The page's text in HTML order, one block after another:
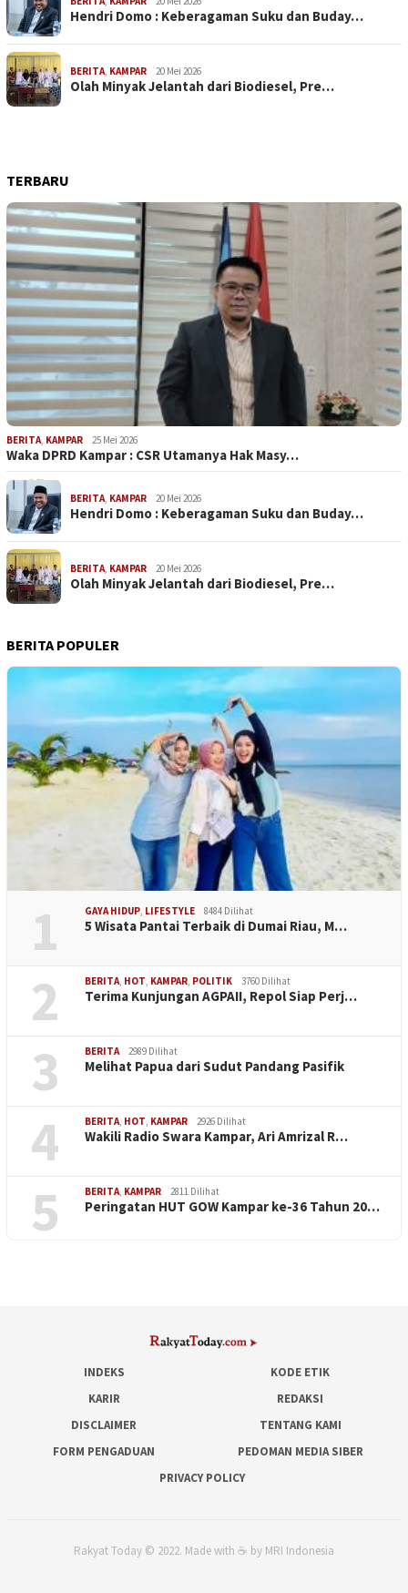
Hendri Domo : Keberagaman Suku dan Buday…
BERITA, KAMPAR 20 Mei 2026
Olah Minyak Jelantah dari Biodiesel, Pre…
TERBARU
BERITA, KAMPAR 25 Mei 2026
Waka DPRD Kampar : CSR Utamanya Hak Masy…
BERITA, KAMPAR 20 Mei 2026
Hendri Domo : Keberagaman Suku dan Buday…
BERITA, KAMPAR 20 Mei 2026
Olah Minyak Jelantah dari Biodiesel, Pre…
BERITA POPULER
1 GAYA HIDUP, LIFESTYLE 8484 Dilihat
5 Wisata Pantai Terbaik di Dumai Riau, M…
2 BERITA, HOT, KAMPAR, POLITIK 3760 Dilihat
Terima Kunjungan AGPAII, Repol Siap Perj…
3 BERITA 2989 Dilihat
Melihat Papua dari Sudut Pandang Pasifik
4 BERITA, HOT, KAMPAR 2926 Dilihat
Wakili Radio Swara Kampar, Ari Amrizal R…
5 BERITA, KAMPAR 2811 Dilihat
Peringatan HUT GOW Kampar ke-36 Tahun 20…
INDEKS
KODE ETIK
KARIR
REDAKSI
DISCLAIMER
TENTANG KAMI
FORM PENGADUAN
PEDOMAN MEDIA SIBER
PRIVACY POLICY
Rakyat Today © 2022. Made with ☕ by MRI Indonesia